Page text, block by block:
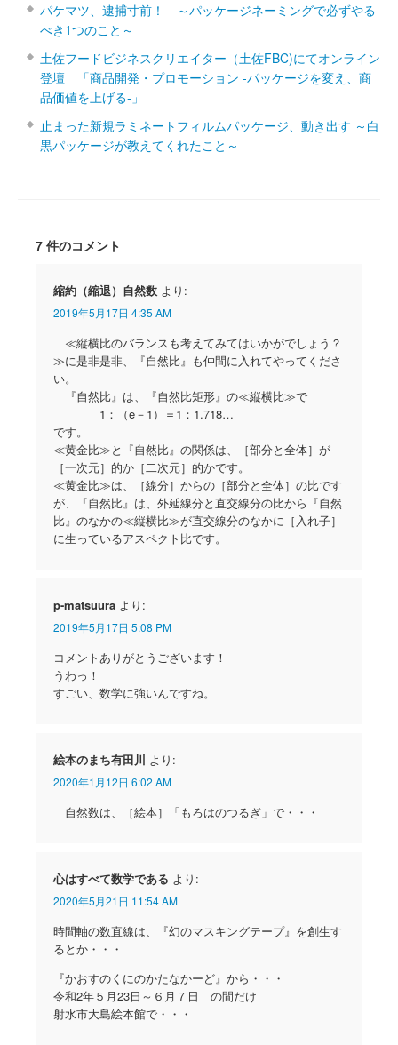
パケマツ、逮捕寸前！ ～パッケージネーミングで必ずやる
べき1つのこと～
土佐フードビジネスクリエイター（土佐FBC)にてオンライン
登壇 「商品開発・プロモーション ‐パッケージを変え、商
品価値を上げる‐」
止まった新規ラミネートフィルムパッケージ、動き出す ～白
黒パッケージが教えてくれたこと～
7 件のコメント
縮約（縮退）自然数 より:
2019年5月17日 4:35 AM
≪縦横比のバランスも考えてみてはいかがでしょう？
≫に是非是非、『自然比』も仲間に入れてやってくださ
い。
『自然比』は、『自然比矩形』の≪縦横比≫で
1：（e－1）＝1：1.718…
です。
≪黄金比≫と『自然比』の関係は、［部分と全体］が
［一次元］的か［二次元］的かです。
≪黄金比≫は、［線分］からの［部分と全体］の比です
が、『自然比』は、外延線分と直交線分の比から『自然
比』のなかの≪縦横比≫が直交線分のなかに［入れ子］
に生っているアスペクト比です。
p-matsuura より:
2019年5月17日 5:08 PM
コメントありがとうございます！
うわっ！
すごい、数学に強いんですね。
絵本のまち有田川 より:
2020年1月12日 6:02 AM
自然数は、［絵本］「もろはのつるぎ」で・・・
心はすべて数学である より:
2020年5月21日 11:54 AM
時間軸の数直線は、『幻のマスキングテープ』を創生す
るとか・・・
『かおすのくにのかたなかーど』から・・・
令和2年５月23日～６月７日 の間だけ
射水市大島絵本館で・・・